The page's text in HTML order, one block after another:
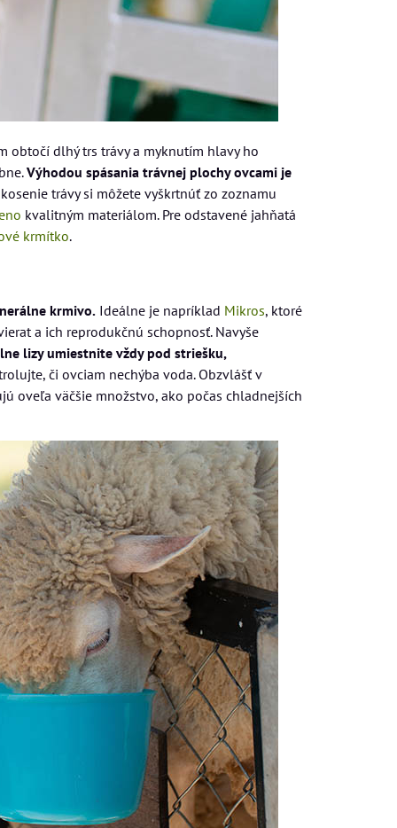
obtočí dlhý trs trávy a myknutím hlavy ho
Výhodou spásania trávnej plochy ovcami je
trávy si môžete vyškrtnúť zo zoznamu
kvalitným materiálom. Pre odstavené jahňatá
krmítko.
krmivo. Ideálne je napríklad Mikros, ktoré
a ich reprodukčnú schopnosť. Navyše
lizy umiestnite vždy pod striešku,
či ovciam nechýba voda. Obzvlášť v
oveľa väčšie množstvo, ako počas chladnejších